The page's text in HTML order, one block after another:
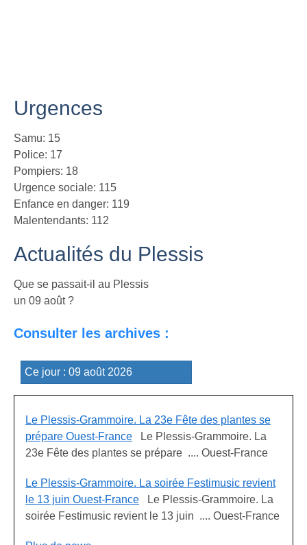
Urgences
Samu: 15
Police: 17
Pompiers: 18
Urgence sociale: 115
Enfance en danger: 119
Malentendants: 112
Actualités du Plessis
Que se passait-il au Plessis
un 09 août ?
Consulter les archives :
Le Plessis-Grammoire. La 23e Fête des plantes se
prépare Ouest-France Le Plessis-Grammoire. La
23e Fête des plantes se prépare .... Ouest-France
Le Plessis-Grammoire. La soirée Festimusic revient
le 13 juin Ouest-France Le Plessis-Grammoire. La
soirée Festimusic revient le 13 juin .... Ouest-France